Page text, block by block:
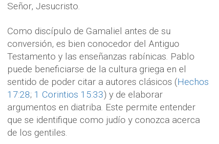
Señor, Jesucristo.
Como discípulo de Gamaliel antes de su
conversión, es bien conocedor del Antiguo
Testamento y las enseñanzas rabínicas. Pablo
puede beneficiarse de la cultura griega en el
sentido de poder citar a autores clásicos (Hechos
17:28; 1 Corintios 15:33) y de elaborar
argumentos en diatriba. Este permite entender
que se identifique como judío y conozca acerca
de los gentiles.